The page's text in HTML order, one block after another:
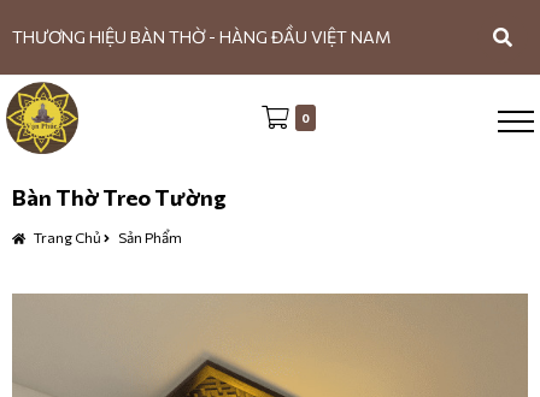
THƯƠNG HIỆU BÀN THỜ - HÀNG ĐẦU VIỆT NAM
0
Bàn Thờ Treo Tường
Trang Chủ Sản Phẩm